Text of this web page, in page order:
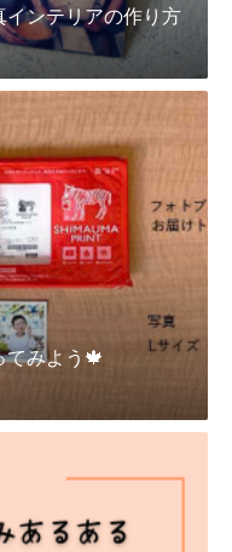
ンテリアの作り方
てみよう🍁